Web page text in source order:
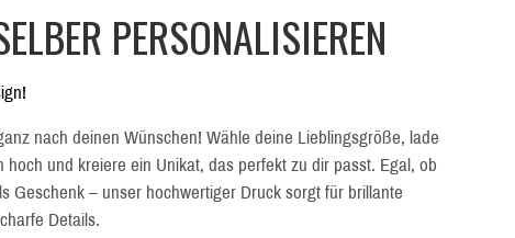
PERSONALISIEREN
nach deinen Wünschen! Wähle deine Lieblingsgröße, lade
hoch und kreiere ein Unikat, das perfekt zu dir passt. Egal, ob
Geschenk – unser hochwertiger Druck sorgt für brillante
Details.